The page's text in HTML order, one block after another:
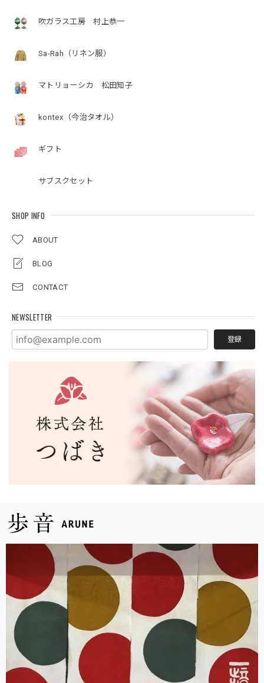
吹ガラス工房 村上恭一
Sa-Rah（リネン服）
マトリョーシカ 松田知子
kontex（今治タオル）
ギフト
サブスクセット
SHOP INFO
ABOUT
BLOG
CONTACT
NEWSLETTER
登録